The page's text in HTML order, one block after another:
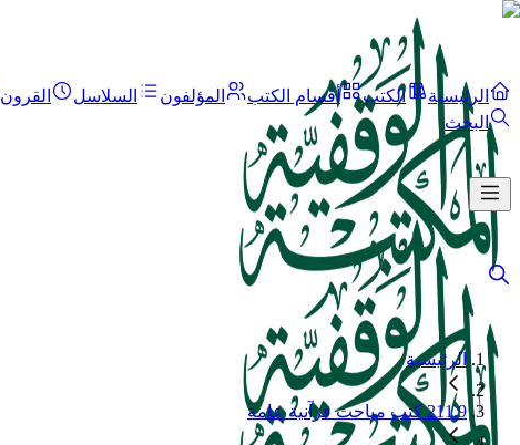
الرئيسية الكتب أقسام الكتب المؤلفون السلاسل القرون
البحث
الرئيسية
211.9 كتب مباحث قرآنية عامة